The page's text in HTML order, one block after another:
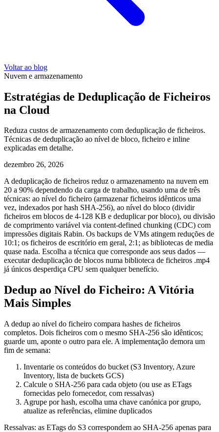
Voltar ao blog
Nuvem e armazenamento
Estratégias de Deduplicação de Ficheiros
na Cloud
Reduza custos de armazenamento com deduplicação de ficheiros.
Técnicas de deduplicação ao nível de bloco, ficheiro e inline
explicadas em detalhe.
dezembro 26, 2026
A deduplicação de ficheiros reduz o armazenamento na nuvem em
20 a 90% dependendo da carga de trabalho, usando uma de três
técnicas: ao nível do ficheiro (armazenar ficheiros idênticos uma
vez, indexados por hash SHA-256), ao nível do bloco (dividir
ficheiros em blocos de 4-128 KB e deduplicar por bloco), ou divisão
de comprimento variável via content-defined chunking (CDC) com
impressões digitais Rabin. Os backups de VMs atingem reduções de
10:1; os ficheiros de escritório em geral, 2:1; as bibliotecas de media
quase nada. Escolha a técnica que corresponde aos seus dados —
executar deduplicação de blocos numa biblioteca de ficheiros .mp4
já únicos desperdiça CPU sem qualquer benefício.
Dedup ao Nível do Ficheiro: A Vitória
Mais Simples
A dedup ao nível do ficheiro compara hashes de ficheiros
completos. Dois ficheiros com o mesmo SHA-256 são idênticos;
guarde um, aponte o outro para ele. A implementação demora um
fim de semana:
Inventarie os conteúdos do bucket (S3 Inventory, Azure
Inventory, lista de buckets GCS)
Calcule o SHA-256 para cada objeto (ou use as ETags
fornecidas pelo fornecedor, com ressalvas)
Agrupe por hash, escolha uma chave canónica por grupo,
atualize as referências, elimine duplicados
Ressalvas: as ETags do S3 correspondem ao SHA-256 apenas para